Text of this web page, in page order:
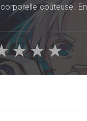
coûteuse. En
capacités de combat.
un jour, une rencontre
chemin, bien plus
★
★
★